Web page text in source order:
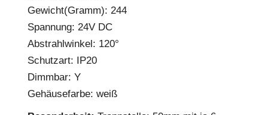
Gewicht(Gramm): 244
Spannung: 24V DC
Abstrahlwinkel: 120°
Schutzart: IP20
Dimmbar: Y
Gehäusefarbe: weiß